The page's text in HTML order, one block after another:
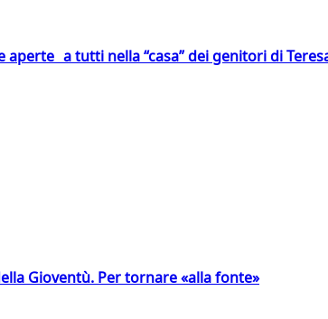
a tutti nella “casa” dei genitori di
Gioventù. Per tornare «alla fonte»